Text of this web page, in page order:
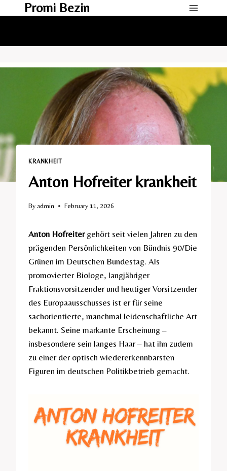
Promi Bezin
KRANKHEIT
Anton Hofreiter krankheit
Byadmin February 11, 2026
Anton Hofreitergehört seit vielen Jahren zu den
prägenden Persönlichkeiten von Bündnis 90/Die
Grünen im Deutschen Bundestag. Als
promovierter Biologe, langjähriger
Fraktionsvorsitzender und heutiger Vorsitzender
des Europaausschusses ist er für seine
sachorientierte, manchmal leidenschaftliche Art
bekannt. Seine markante Erscheinung –
insbesondere sein langes Haar – hat ihn zudem
zu einer der optisch wiedererkennbarsten
Figuren im deutschen Politikbetrieb gemacht.